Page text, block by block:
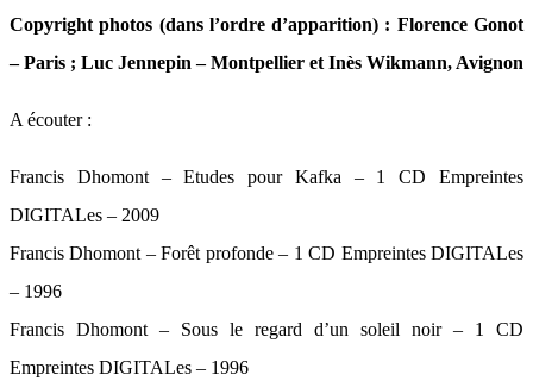
Copyright photos (dans l’ordre d’apparition) : Florence Gonot
– Paris ; Luc Jennepin – Montpellier et Inès Wikmann, Avignon
A écouter :
Francis Dhomont – Etudes pour Kafka – 1 CD Empreintes
DIGITALes – 2009
Francis Dhomont – Forêt profonde – 1 CD Empreintes DIGITALes
– 1996
Francis Dhomont – Sous le regard d’un soleil noir – 1 CD
Empreintes DIGITALes – 1996